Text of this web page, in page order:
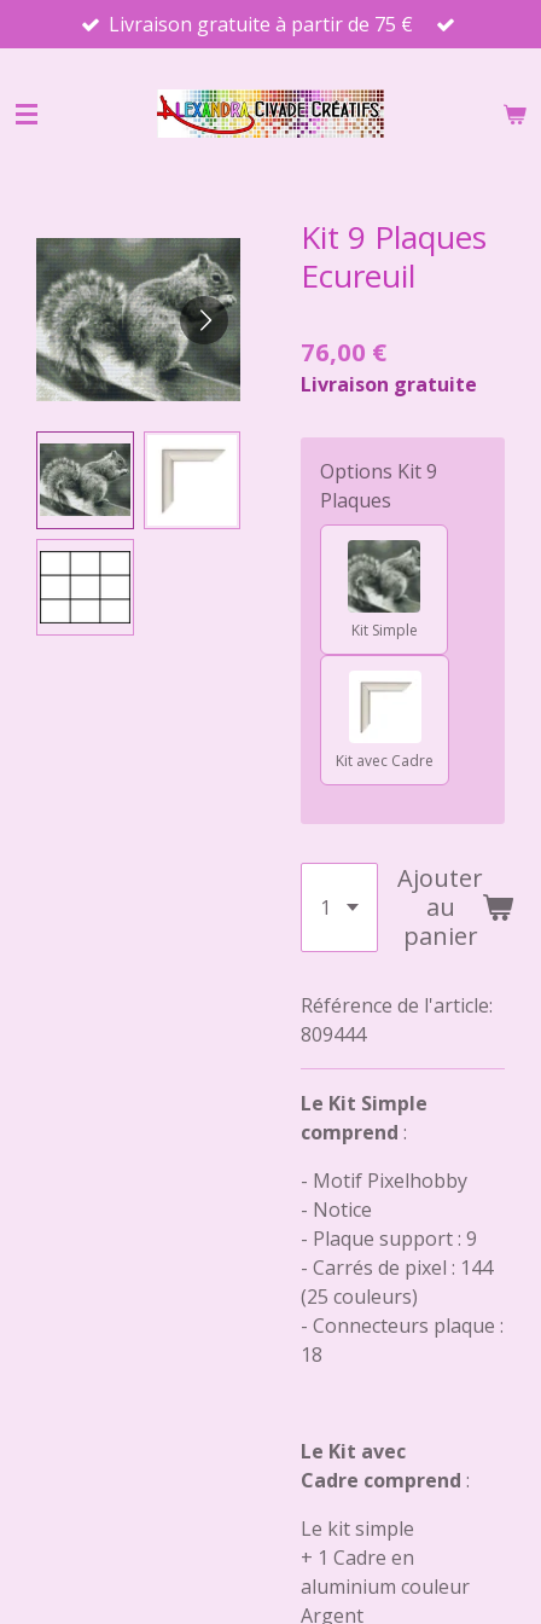
au
principal
Livraison gratuite à partir de 75 €
Kit 9 Plaques
Ecureuil
76,00 €
Livraison gratuite
Options Kit 9
Plaques
Kit Simple
Kit avec Cadre
Ajouter
au
panier
Référence de l'article:
809444
Le Kit Simple
comprend :
- Motif Pixelhobby
- Notice
- Plaque support : 9
- Carrés de pixel : 144
(25 couleurs)
- Connecteurs plaque :
18
Le Kit avec
Cadre comprend :
Le kit simple
+ 1 Cadre en
aluminium couleur
Argent